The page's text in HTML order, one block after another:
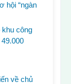
hội “ngàn
khu công
​​về chủ